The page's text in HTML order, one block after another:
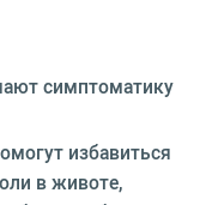
симптоматику
избавиться
в животе,